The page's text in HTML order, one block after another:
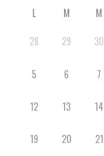
L M M
28
29 30
5 6 7
12 13 14
19 20 21